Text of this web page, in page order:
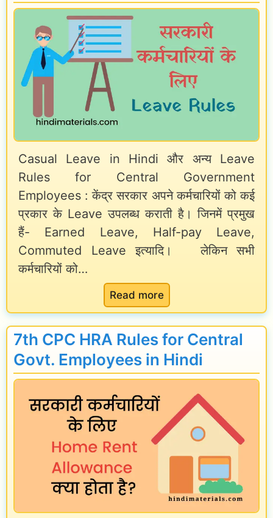
g
i
n
n
d
क्या
हो
ता
है
L
a
O
t
o
b
e
2
0
2
5
]
p
e
c
t
r
S
l
a
r
y
J
o
b
P
r
i
औ
र
Casual Leave in Hindi और अन्य Leave
Rules for Central Government
Employees : केंद्र सरकार अपने कर्मचारियों को कई
प्रकार के Leave उपलब्ध कराती है। जिनमें प्रमुख
हैं- Earned Leave, Half-pay Leave,
Commuted Leave इत्यादि। लेकिन सभी
कर्मचारियों को…
Read more:
C
a
s
u
L
e
7th CPC HRA Rules for Central
Govt. Employees in Hindi